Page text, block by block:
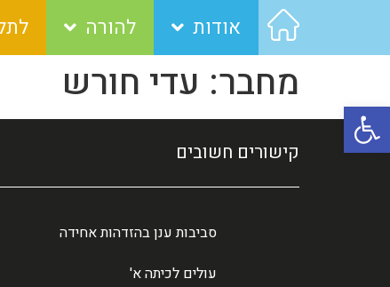
פתח סרגל נגישות
אודות להורה
מחבר: עדי חורש
קישורים חשובים
סביבות ענן בהזדהות אחידה
עולים לכיתה א'